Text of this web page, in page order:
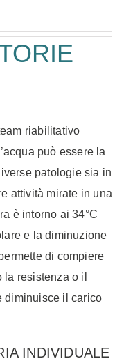
riabilitativo
può essere la
patologie sia in
attività mirate in una
è intorno ai 34°C
e la diminuzione
di compiere
resistenza o il
diminuisce il carico
INDIVIDUALE